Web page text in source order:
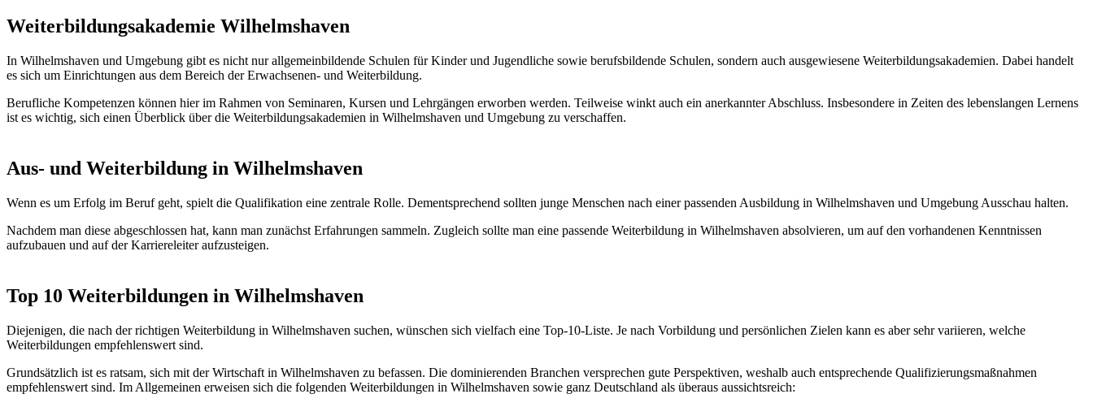
Weiterbildungsakademie Wilhelmshaven
In Wilhelmshaven und Umgebung gibt es nicht nur allgemeinbildende Schulen für Kinder und Jugendliche sowie berufsbildende Schulen, sondern auch ausgewiesene Weiterbildungsakademien. Dabei handelt
es sich um Einrichtungen aus dem Bereich der Erwachsenen- und Weiterbildung.
Berufliche Kompetenzen können hier im Rahmen von Seminaren, Kursen und Lehrgängen erworben werden. Teilweise winkt auch ein anerkannter Abschluss. Insbesondere in Zeiten des lebenslangen Lernens
ist es wichtig, sich einen Überblick über die Weiterbildungsakademien in Wilhelmshaven und Umgebung zu verschaffen.
Aus- und Weiterbildung in Wilhelmshaven
Wenn es um Erfolg im Beruf geht, spielt die Qualifikation eine zentrale Rolle. Dementsprechend sollten junge Menschen nach einer passenden Ausbildung in Wilhelmshaven und Umgebung Ausschau halten.
Nachdem man diese abgeschlossen hat, kann man zunächst Erfahrungen sammeln. Zugleich sollte man eine passende Weiterbildung in Wilhelmshaven absolvieren, um auf den vorhandenen Kenntnissen
aufzubauen und auf der Karriereleiter aufzusteigen.
Top 10 Weiterbildungen in Wilhelmshaven
Diejenigen, die nach der richtigen Weiterbildung in Wilhelmshaven suchen, wünschen sich vielfach eine Top-10-Liste. Je nach Vorbildung und persönlichen Zielen kann es aber sehr variieren, welche
Weiterbildungen empfehlenswert sind.
Grundsätzlich ist es ratsam, sich mit der Wirtschaft in Wilhelmshaven zu befassen. Die dominierenden Branchen versprechen gute Perspektiven, weshalb auch entsprechende Qualifizierungsmaßnahmen
empfehlenswert sind. Im Allgemeinen erweisen sich die folgenden Weiterbildungen in Wilhelmshaven sowie ganz Deutschland als überaus aussichtsreich: